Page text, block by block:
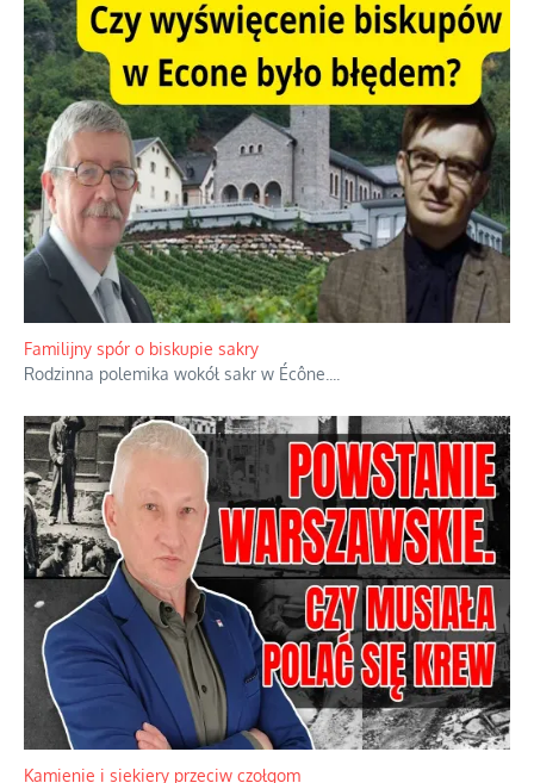
Familijny spór o biskupie sakry
Rodzinna polemika wokół sakr w Écône.
Kamienie i siekiery przeciw czołgom